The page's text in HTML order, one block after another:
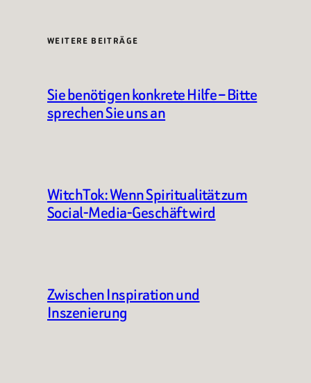
WEITERE BEITRÄGE
Sie benötigen konkrete Hilfe – Bitte
sprechen Sie uns an
WitchTok: Wenn Spiritualität zum
Social-Media-Geschäft wird
Zwischen Inspiration und
Inszenierung